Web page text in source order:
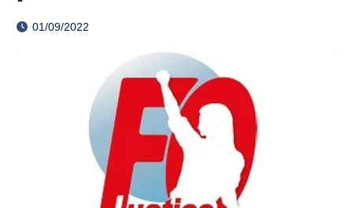
01/09/2022